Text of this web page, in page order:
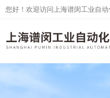
您好！欢迎访问上海谱闵工业自动